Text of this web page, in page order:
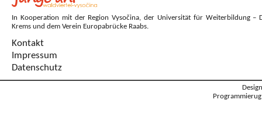
In Kooperation mit der Region Vysočina, der Universität für Weiterbildung –
Krems und dem Verein Europabrücke Raabs.
Kontakt
Impressum
Datenschutz